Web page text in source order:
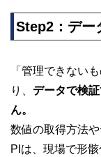
Step2：デー
「管理できない
り、 データで検
ん。
数値の取得方法
PIは、現場で形